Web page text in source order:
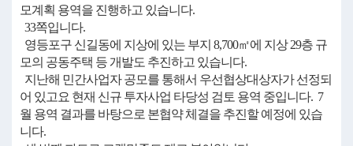
모계획 용역을 진행하고 있습니다.
33쪽입니다.
영등포구 신길동에 지상에 있는 부지 8,700㎡에 지상 29층 규
모의 공동주택 등 개발도 추진하고 있습니다.
지난해 민간사업자 공모를 통해서 우선협상대상자가 선정되
어 있고요 현재 신규 투자사업 타당성 검토 용역 중입니다. 7
월 용역 결과를 바탕으로 본협약 체결을 추진할 예정에 있습
니다.